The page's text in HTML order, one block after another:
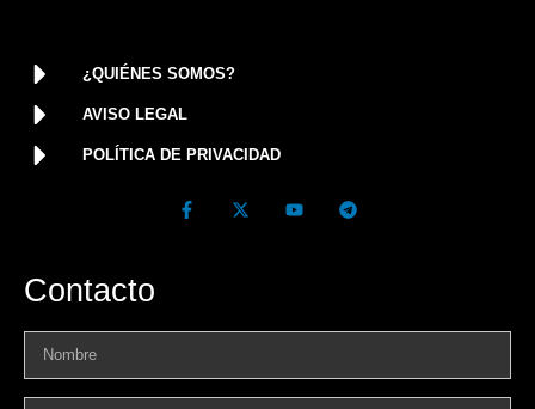
¿QUIÉNES SOMOS?
AVISO LEGAL
POLÍTICA DE PRIVACIDAD
Contacto